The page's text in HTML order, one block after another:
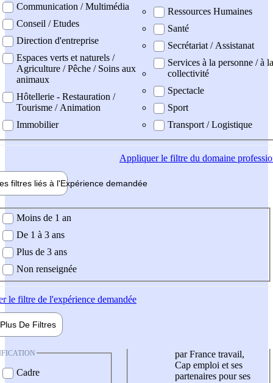
Communication / Multimédia
Conseil / Etudes
Direction d'entreprise
Espaces verts et naturels /
Agriculture / Pêche / Soins aux
animaux
Hôtellerie - Restauration /
Tourisme / Animation
Immobilier
Ressources Humaines
Santé
Secrétariat / Assistanat
Services à la personne / à la
collectivité
Spectacle
Sport
Transport / Logistique
Appliquerle filtre du domaine
filtres liés à l'Expérience demandée
demandée
Moins de 1 an
De 1 à 3 ans
Plus de 3 ans
Non renseignée
le filtre de l'expérience demandée
Plus De Filtres
Cadre
par France travail,
Cap emploi et ses
partenaires pour ses